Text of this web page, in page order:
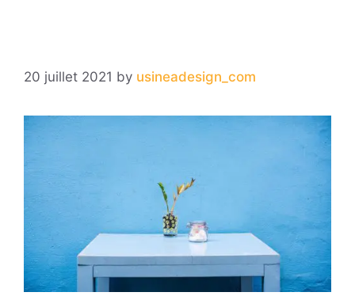
20 juillet 2021 by usineadesign_com